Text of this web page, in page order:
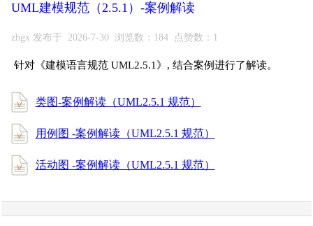
UML建模规范（2.5.1）-案例解读
zhgx 发布于 2026-7-30 浏览数：184 点赞数：1
针对《建模语言规范 UML2.5.1》, 结合案例进行了解读。
类图-案例解读（UML2.5.1 规范）
用例图 -案例解读（UML2.5.1 规范）
活动图 -案例解读（UML2.5.1 规范）